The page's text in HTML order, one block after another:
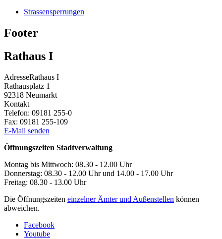
Strassensperrungen
Footer
Rathaus I
AdresseRathaus I
Rathausplatz 1
92318 Neumarkt
Kontakt
Telefon: 09181 255-0
Fax: 09181 255-109
E-Mail senden
Öffnungszeiten Stadtverwaltung
Montag bis Mittwoch: 08.30 - 12.00 Uhr
Donnerstag: 08.30 - 12.00 Uhr und 14.00 - 17.00 Uhr
Freitag: 08.30 - 13.00 Uhr
Die Öffnungszeiten einzelner Ämter und Außenstellen können
abweichen.
Facebook
Youtube